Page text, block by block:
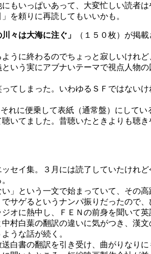
もいっぱいあって、大変忙しい読者
を頼りに再読してもいいかも。
々は大海に注ぐ」
（１５０枚）が掲
うに終わるのでちょっと寂しいけれど
いう実にアブナいテーマで視点人物の
てしまった。いわゆるＳＦではないけ
に便乗して表紙（通常盤）にしてい
いてました。昔聴いたときよりも聴
セイ集。３月には読了していたけれど
」という一文で始まっていて、その
サゲるというナンパ振りだったので、
オに熱中し、ＦＥＮの前身を聞いて英
村白葉の翻訳の違いに気がつき、漢
うな話が続く。
白書の翻訳を引き受け、曲がりなり